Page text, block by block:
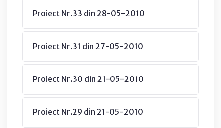
Proiect Nr.33 din 28-05-2010
Proiect Nr.31 din 27-05-2010
Proiect Nr.30 din 21-05-2010
Proiect Nr.29 din 21-05-2010